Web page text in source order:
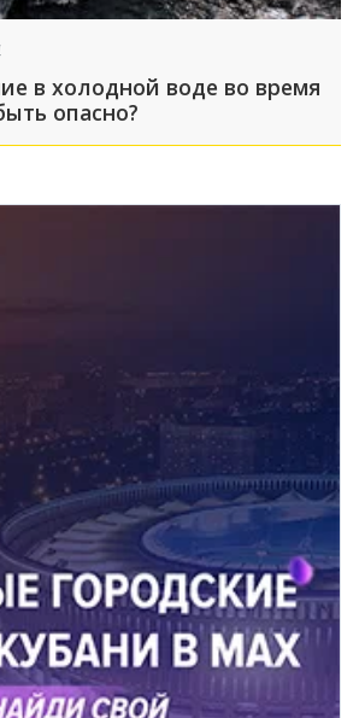
в холодной воде во время
опасно?